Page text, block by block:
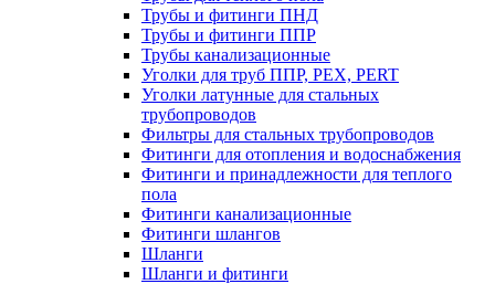
Трубы и фитинги ПНД
Трубы и фитинги ППР
Трубы канализационные
Уголки для труб ППР, PEX, PERT
Уголки латунные для стальных
трубопроводов
Фильтры для стальных трубопроводов
Фитинги для отопления и водоснабжения
Фитинги и принадлежности для теплого
пола
Фитинги канализационные
Фитинги шлангов
Шланги
Шланги и фитинги